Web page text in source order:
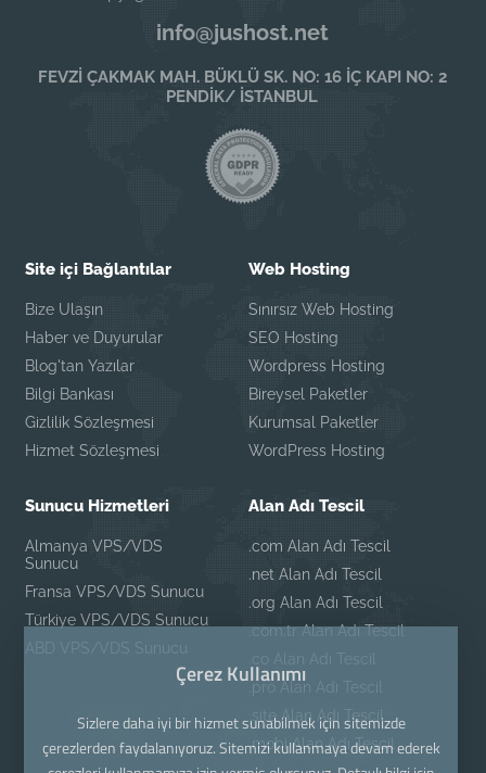
info@jushost.net
FEVZİ ÇAKMAK MAH. BÜKLÜ SK. NO: 16 İÇ KAPI NO: 2
PENDİK/ İSTANBUL
Site içi Bağlantılar
Bize Ulaşın
Haber ve Duyurular
Blog'tan Yazılar
Bilgi Bankası
Gizlilik Sözleşmesi
Hizmet Sözleşmesi
Web Hosting
Sınırsız Web Hosting
SEO Hosting
Wordpress Hosting
Bireysel Paketler
Kurumsal Paketler
WordPress Hosting
Sunucu Hizmetleri
Almanya VPS/VDS
Sunucu
Fransa VPS/VDS Sunucu
Türkiye VPS/VDS Sunucu
ABD VPS/VDS Sunucu
Alan Adı Tescil
.com Alan Adı Tescil
.net Alan Adı Tescil
.org Alan Adı Tescil
.com.tr Alan Adı Tescil
.co Alan Adı Tescil
.pro Alan Adı Tescil
.site Alan Adı Tescil
.mobi Alan Adı Tescil
Çerez Kullanımı
Sizlere daha iyi bir hizmet sunabilmek için sitemizde
çerezlerden faydalanıyoruz. Sitemizi kullanmaya devam ederek